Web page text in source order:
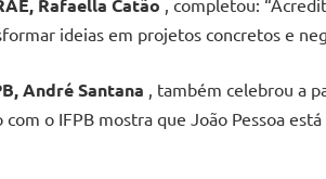
Rafaella Catão
ideias em projetos concretos e
André Santana , também celebrou a
com o IFPB mostra que João Pessoa